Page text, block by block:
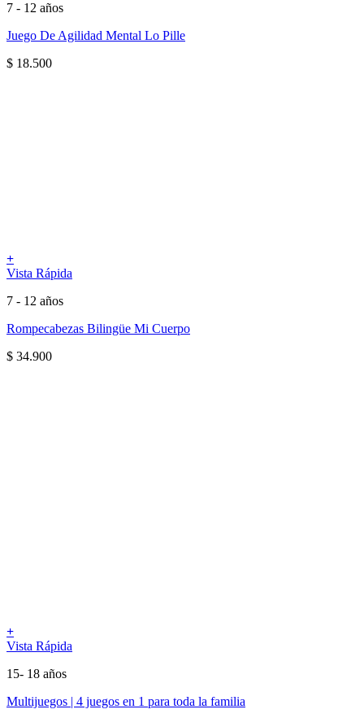
7 - 12 años
Juego De Agilidad Mental Lo Pille
$ 18.500
+
Vista Rápida
7 - 12 años
Rompecabezas Bilingüe Mi Cuerpo
$ 34.900
+
Vista Rápida
15- 18 años
Multijuegos | 4 juegos en 1 para toda la familia